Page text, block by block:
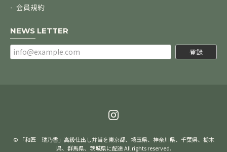
会員規約
NEWS LETTER
登録
© 「和匠 瑞乃香」高級仕出し弁当を東京都、埼玉県、神奈川県、千葉県、栃木
県、群馬県、茨城県に配達 All rights reserved.